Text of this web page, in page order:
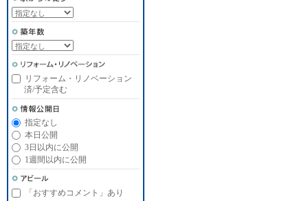
リフォーム・リノベーション
済/予定含む
指定なし
本日公開
3日以内に公開
1週間以内に公開
「おすすめコメント」あり